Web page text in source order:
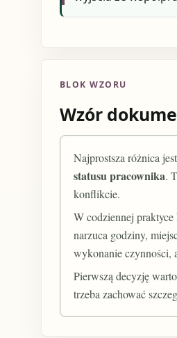
BLOK WZORU
Wzór
Najprostsza różnica
statusu pracownika.
konflikcie.
W codziennej
narzuca godziny,
wykonanie czynności,
Pierwszą decyzję
trzeba zachować